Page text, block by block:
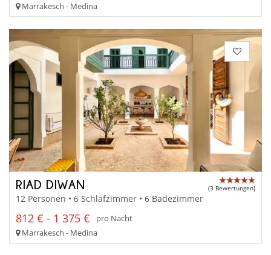
Marrakesch - Medina
RIAD DIWAN (3 Bewertungen)
12 Personen • 6 Schlafzimmer • 6 Badezimmer
812 € - 1 375 €
pro Nacht
Marrakesch - Medina